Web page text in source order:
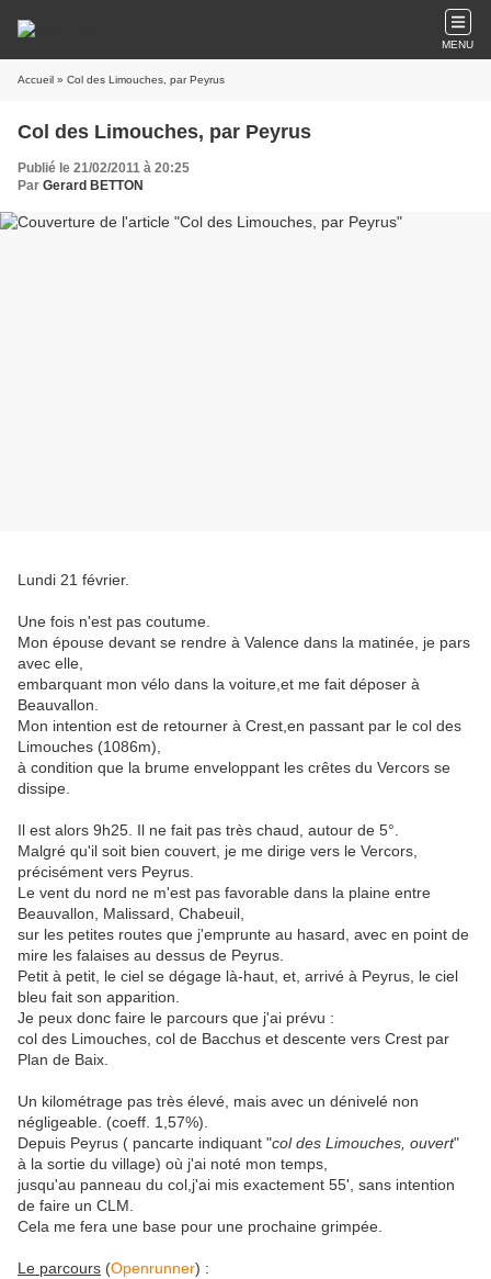
MENU
Accueil » Col des Limouches, par Peyrus
Col des Limouches, par Peyrus
Publié le 21/02/2011 à 20:25
Par Gerard BETTON
Lundi 21 février.
Une fois n'est pas coutume.
Mon épouse devant se rendre à Valence dans la matinée, je pars
avec elle,
embarquant mon vélo dans la voiture,et me fait déposer à
Beauvallon.
Mon intention est de retourner à Crest,en passant par le col des
Limouches (1086m),
à condition que la brume enveloppant les crêtes du Vercors se
dissipe.
Il est alors 9h25. Il ne fait pas très chaud, autour de 5°.
Malgré qu'il soit bien couvert, je me dirige vers le Vercors,
précisément vers Peyrus.
Le vent du nord ne m'est pas favorable dans la plaine entre
Beauvallon, Malissard, Chabeuil,
sur les petites routes que j'emprunte au hasard, avec en point de
mire les falaises au dessus de Peyrus.
Petit à petit, le ciel se dégage là-haut, et, arrivé à Peyrus, le ciel
bleu fait son apparition.
Je peux donc faire le parcours que j'ai prévu :
col des Limouches, col de Bacchus et descente vers Crest par
Plan de Baix.
Un kilométrage pas très élevé, mais avec un dénivelé non
négligeable. (coeff. 1,57%).
Depuis Peyrus ( pancarte indiquant "col des Limouches, ouvert"
à la sortie du village) où j'ai noté mon temps,
jusqu'au panneau du col,j'ai mis exactement 55', sans intention
de faire un CLM.
Cela me fera une base pour une prochaine grimpée.
Le parcours (Openrunner) :